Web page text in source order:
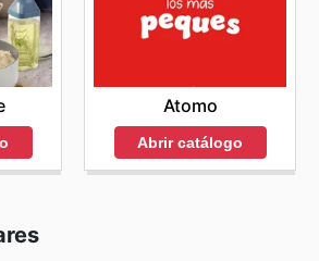
Atomo
Abrir catálogo